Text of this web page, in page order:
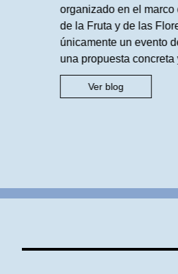
organizado en el
de la Fruta y de las
únicamente un evento
una propuesta concreta
devolver al espacio
esencial: ser el […]
Ver blog